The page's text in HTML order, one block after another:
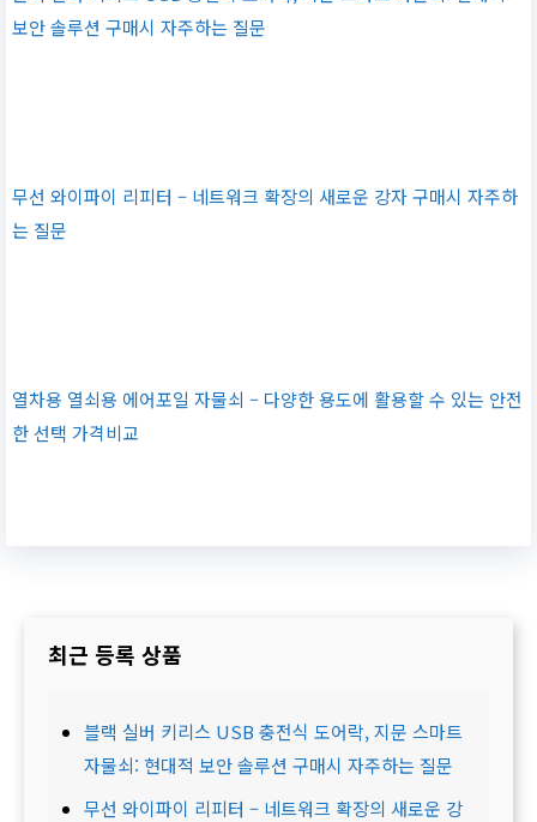
보안 솔루션 구매시 자주하는 질문
무선 와이파이 리피터 – 네트워크 확장의 새로운 강자 구매시 자주하
는 질문
열차용 열쇠용 에어포일 자물쇠 – 다양한 용도에 활용할 수 있는 안전
한 선택 가격비교
최근 등록 상품
블랙 실버 키리스 USB 충전식 도어락, 지문 스마트
자물쇠: 현대적 보안 솔루션 구매시 자주하는 질문
무선 와이파이 리피터 – 네트워크 확장의 새로운 강